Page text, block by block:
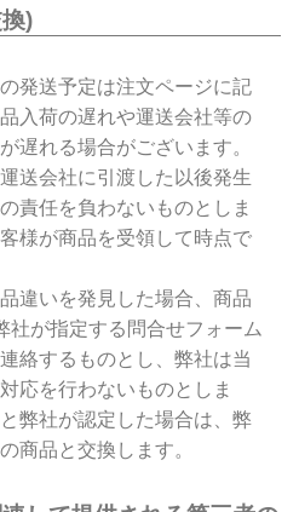
)
発送予定は注文ページに記
入荷の遅れや運送会社等の
遅れる場合がございます。
送会社に引渡した以後発生
責任を負わないものとしま
様が商品を受領して時点で
違いを発見した場合、商品
社が指定する問合せフォーム
絡するものとし、弊社は当
応を行わないものとしま
弊社が認定した場合は、弊
商品と交換します。